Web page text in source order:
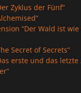
Zyklus der Fünf”
“Der Wald ist wie
Secret of Secrets”
erste und das